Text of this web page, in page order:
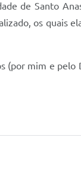
de Santo
os quais
mim e pelo